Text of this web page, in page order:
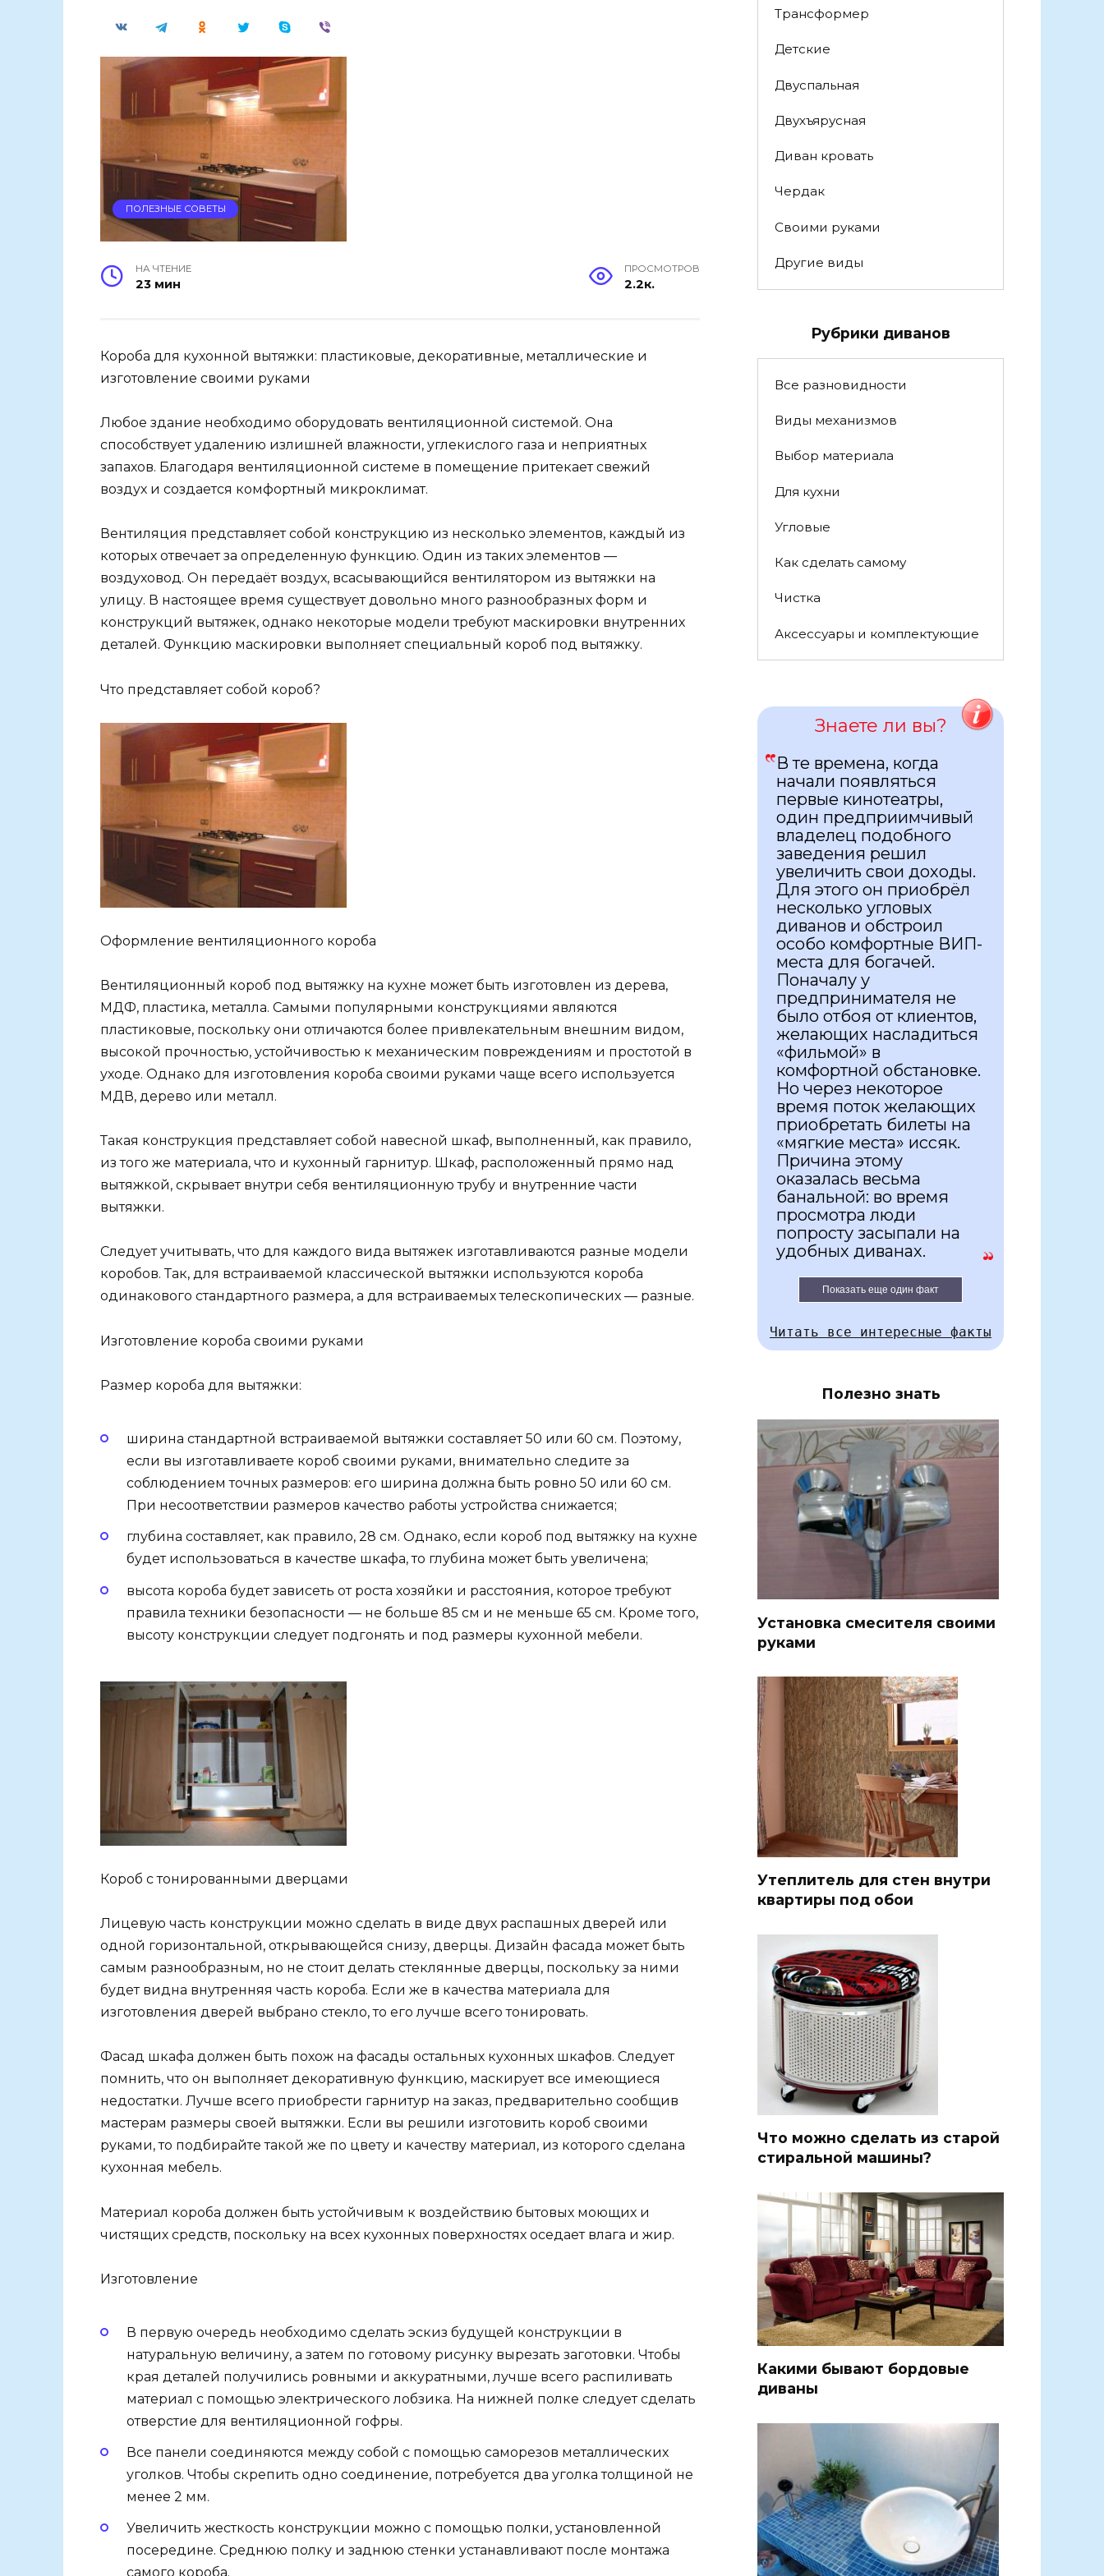
ПОЛЕЗНЫЕ СОВЕТЫ
НА ЧТЕНИЕ
23 мин
ПРОСМОТРОВ
2.2к.
Короба для кухонной вытяжки: пластиковые, декоративные, металлические и
изготовление своими руками
Любое здание необходимо оборудовать вентиляционной системой. Она
способствует удалению излишней влажности, углекислого газа и неприятных
запахов. Благодаря вентиляционной системе в помещение притекает свежий
воздух и создается комфортный микроклимат.
Вентиляция представляет собой конструкцию из несколько элементов, каждый из
которых отвечает за определенную функцию. Один из таких элементов —
воздуховод. Он передаёт воздух, всасывающийся вентилятором из вытяжки на
улицу. В настоящее время существует довольно много разнообразных форм и
конструкций вытяжек, однако некоторые модели требуют маскировки внутренних
деталей. Функцию маскировки выполняет специальный короб под вытяжку.
Что представляет собой короб?
Оформление вентиляционного короба
Вентиляционный короб под вытяжку на кухне может быть изготовлен из дерева,
МДФ, пластика, металла. Самыми популярными конструкциями являются
пластиковые, поскольку они отличаются более привлекательным внешним видом,
высокой прочностью, устойчивостью к механическим повреждениям и простотой в
уходе. Однако для изготовления короба своими руками чаще всего используется
МДВ, дерево или металл.
Такая конструкция представляет собой навесной шкаф, выполненный, как правило,
из того же материала, что и кухонный гарнитур. Шкаф, расположенный прямо над
вытяжкой, скрывает внутри себя вентиляционную трубу и внутренние части
вытяжки.
Следует учитывать, что для каждого вида вытяжек изготавливаются разные модели
коробов. Так, для встраиваемой классической вытяжки используются короба
одинакового стандартного размера, а для встраиваемых телескопических — разные.
Изготовление короба своими руками
Размер короба для вытяжки:
ширина стандартной встраиваемой вытяжки составляет 50 или 60 см. Поэтому,
если вы изготавливаете короб своими руками, внимательно следите за
соблюдением точных размеров: его ширина должна быть ровно 50 или 60 см.
При несоответствии размеров качество работы устройства снижается;
глубина составляет, как правило, 28 см. Однако, если короб под вытяжку на кухне
будет использоваться в качестве шкафа, то глубина может быть увеличена;
высота короба будет зависеть от роста хозяйки и расстояния, которое требуют
правила техники безопасности — не больше 85 см и не меньше 65 см. Кроме того,
высоту конструкции следует подгонять и под размеры кухонной мебели.
Короб с тонированными дверцами
Лицевую часть конструкции можно сделать в виде двух распашных дверей или
одной горизонтальной, открывающейся снизу, дверцы. Дизайн фасада может быть
самым разнообразным, но не стоит делать стеклянные дверцы, поскольку за ними
будет видна внутренняя часть короба. Если же в качества материала для
изготовления дверей выбрано стекло, то его лучше всего тонировать.
Фасад шкафа должен быть похож на фасады остальных кухонных шкафов. Следует
помнить, что он выполняет декоративную функцию, маскирует все имеющиеся
недостатки. Лучше всего приобрести гарнитур на заказ, предварительно сообщив
мастерам размеры своей вытяжки. Если вы решили изготовить короб своими
руками, то подбирайте такой же по цвету и качеству материал, из которого сделана
кухонная мебель.
Материал короба должен быть устойчивым к воздействию бытовых моющих и
чистящих средств, поскольку на всех кухонных поверхностях оседает влага и жир.
Изготовление
В первую очередь необходимо сделать эскиз будущей конструкции в
натуральную величину, а затем по готовому рисунку вырезать заготовки. Чтобы
края деталей получились ровными и аккуратными, лучше всего распиливать
материал с помощью электрического лобзика. На нижней полке следует сделать
отверстие для вентиляционной гофры.
Все панели соединяются между собой с помощью саморезов металлических
уголков. Чтобы скрепить одно соединение, потребуется два уголка толщиной не
менее 2 мм.
Увеличить жесткость конструкции можно с помощью полки, установленной
посередине. Среднюю полку и заднюю стенки устанавливают после монтажа
самого короба.
Трансформер
Детские
Двуспальная
Двухъярусная
Диван кровать
Чердак
Своими руками
Другие виды
Рубрики диванов
Все разновидности
Виды механизмов
Выбор материала
Для кухни
Угловые
Как сделать самому
Чистка
Аксессуары и комплектующие
Знаете ли вы?
В те времена, когда
начали появляться
первые кинотеатры,
один предприимчивый
владелец подобного
заведения решил
увеличить свои доходы.
Для этого он приобрёл
несколько угловых
диванов и обстроил
особо комфортные ВИП-
места для богачей.
Поначалу у
предпринимателя не
было отбоя от клиентов,
желающих насладиться
«фильмой» в
комфортной обстановке.
Но через некоторое
время поток желающих
приобретать билеты на
«мягкие места» иссяк.
Причина этому
оказалась весьма
банальной: во время
просмотра люди
попросту засыпали на
удобных диванах.
Показать еще один факт
Читать все интересные факты
Полезно знать
Установка смесителя своими
руками
Утеплитель для стен внутри
квартиры под обои
Что можно сделать из старой
стиральной машины?
Какими бывают бордовые
диваны